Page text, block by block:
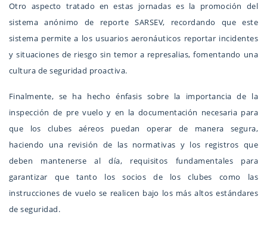
Otro aspecto tratado en estas jornadas es la promoción del
sistema anónimo de reporte SARSEV, recordando que este
sistema permite a los usuarios aeronáuticos reportar incidentes
y situaciones de riesgo sin temor a represalias, fomentando una
cultura de seguridad proactiva.
Finalmente, se ha hecho énfasis sobre la importancia de la
inspección de pre vuelo y en la documentación necesaria para
que los clubes aéreos puedan operar de manera segura,
haciendo una revisión de las normativas y los registros que
deben mantenerse al día, requisitos fundamentales para
garantizar que tanto los socios de los clubes como las
instrucciones de vuelo se realicen bajo los más altos estándares
de seguridad.